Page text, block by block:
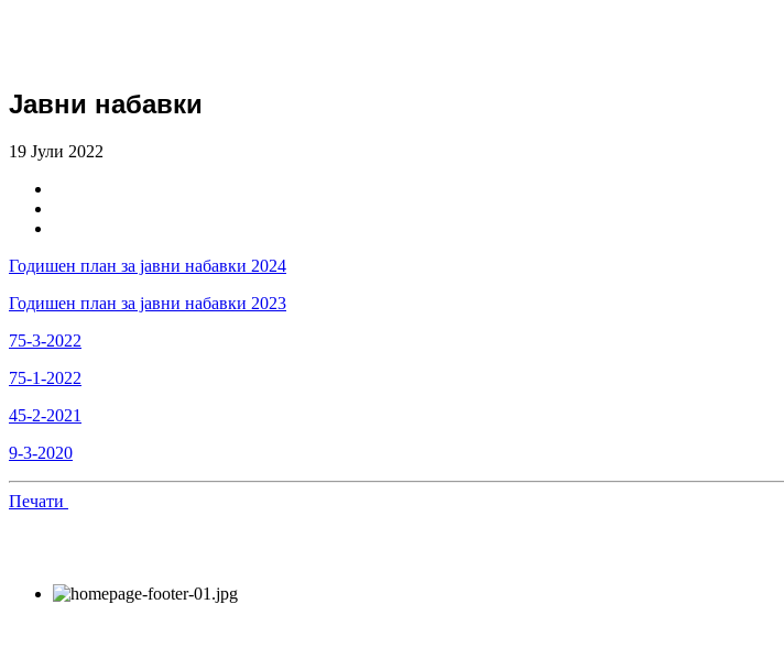
Јавни набавки
19 Јули 2022
Годишен план за јавни набавки 2024
Годишен план за јавни набавки 2023
75-3-2022
75-1-2022
45-2-2021
9-3-2020
Печати